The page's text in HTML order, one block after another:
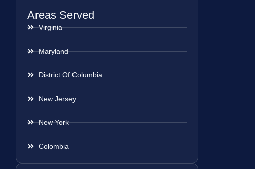
Areas Served
Virginia
Maryland
District Of Columbia
New Jersey
New York
Colombia